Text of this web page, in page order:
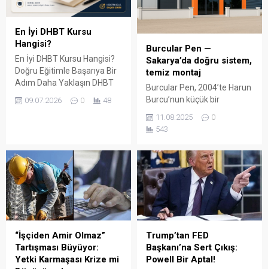
En İyi DHBT Kursu
Hangisi?
En İyi DHBT Kursu Hangisi?
Doğru Eğitimle Başarıya Bir
Adım Daha Yaklaşın DHBT
(Din Hizmetleri Alan Bilgisi
Testi), Diyanet İşleri
Her yıl binlerce aday bu
sınavda yüksek puan
alabilmek için farklı eğitim
kaynaklarına yöneliyor.
Ancak en sık sorulan
sorulardan...
09.07.2026 0 48
Burcular Pen —
Sakarya’da doğru sistem,
temiz montaj
Burcular Pen, 2004’te Harun
Burcu’nun küçük bir
atölyede attığı adımla
başladı; bugün Serdivan’daki
147 m² showroomu ve 750
Sakarya ve çevre ilçelerde
PVC doğrama, cam balkon,
kış bahçesi, panjur ve
küpeşte çözümlerini tek çatı
altında sunuyor. Fıratpen
kurumsal bayiliği ile çalışıyor
olmamız; profil kalitesi,
aksesuar standardı...
11.08.2025
0
543
“İşçiden Amir Olmaz”
Tartışması Büyüyor:
Yetki Karmaşası Krize mi
Trump’tan FED
Başkanı’na Sert Çıkış:
Powell Bir Aptal!